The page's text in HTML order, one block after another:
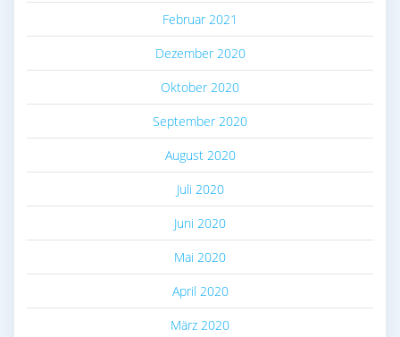
Februar 2021
Dezember 2020
Oktober 2020
September 2020
August 2020
Juli 2020
Juni 2020
Mai 2020
April 2020
März 2020